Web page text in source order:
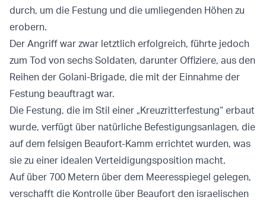
durch, um die Festung und die umliegenden Höhen zu
erobern.
Der Angriff war zwar letztlich erfolgreich, führte jedoch
zum Tod von sechs Soldaten, darunter Offiziere, aus den
Reihen der Golani-Brigade, die mit der Einnahme der
Festung beauftragt war.
Die Festung, die im Stil einer „Kreuzritterfestung“ erbaut
wurde, verfügt über natürliche Befestigungsanlagen, die
auf dem felsigen Beaufort-Kamm errichtet wurden, was
sie zu einer idealen Verteidigungsposition macht.
Auf über 700 Metern über dem Meeresspiegel gelegen,
verschafft die Kontrolle über Beaufort den israelischen